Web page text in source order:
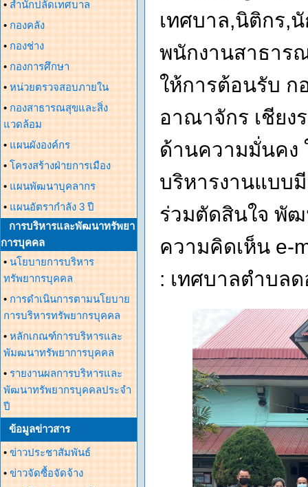
• สำนักปลัดเทศบาล
• กองคลัง
• กองช่าง
• กองการศึกษา
• หน่วยตรวจสอบภายใน
• กองสาธารณสุขและสิ่ง
แวดล้อม
• แผนผังองค์กร
• โครงสร้างฝ่ายการเมือง
• แผนพัฒนาบุคลากร
• แผนอัตรากำลัง 3 ปี
การบริหารและพัฒนาทรัพยา
การบุคคล
• นโยบายการบริหาร
ทรัพยากรบุคคล
• การดำเนินการตามนโยบาย
การบริหารทรัพยากรบุคคล
• หลักเกณฑ์การบริหารและ
พัมฒนาทรัพยาการบุคคล
• รายงานผลการบริหารและ
พัฒนาทรัพยากรบุคคลประจำ
ปี
ข้อมูลข่าวสาร
• ข่าวประชาสัมพันธ์
• ข่าวจัดซื้อจัดจ้าง
เทศบาล,นิติกร,
พนักงานสาธาร
ให้การต้อนรับ ก
อาณาจักร เชียง
ด้านความมั่นคง
บริหารงานแบบ
ร่วมตัดสินใจ พัฒ
ความคิดเห็น e-
: เทศบาลตำบล